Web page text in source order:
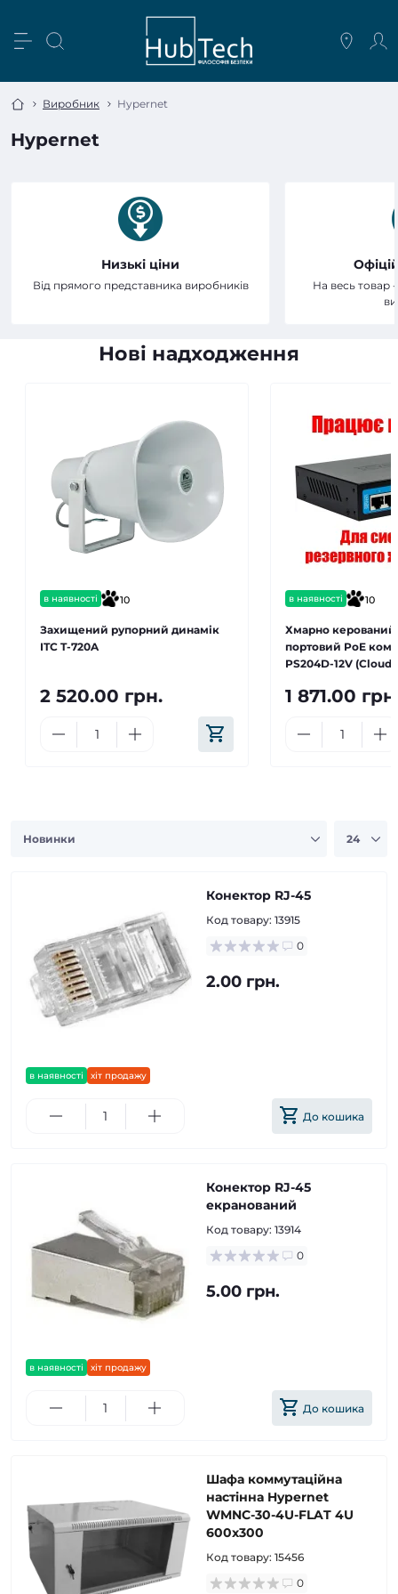
Виробник Hypernet
Hypernet
Низькі ціни
Від прямого представника виробників
На весь товар -
Нові надходження
в наявності 10
Захищений рупорний динамік
ITC T-720A
2 520.00 грн.
в наявності 10
Хмарно керований
портовий PoE
PS204D-12V (Cloud
1 871.00
в наявності хіт продажу
Конектор RJ-45
Код товару: 13915
0
2.00 грн.
До кошика
в наявності хіт продажу
Конектор RJ-45
екранований
Код товару: 13914
0
5.00 грн.
До кошика
Шафа коммутаційна
настінна Hypernet
WMNC-30-4U-FLAT 4U
600x300
Код товару: 15456
0